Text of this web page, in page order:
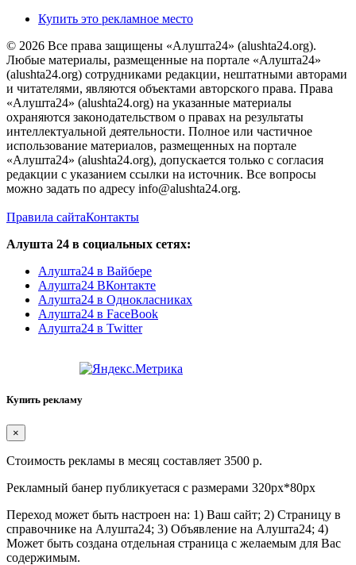
Купить это рекламное место
© 2026 Все права защищены «Алушта24» (alushta24.org).
Любые материалы, размещенные на портале «Алушта24»
(alushta24.org) сотрудниками редакции, нештатными авторами
и читателями, являются объектами авторского права. Права
«Алушта24» (alushta24.org) на указанные материалы
охраняются законодательством о правах на результаты
интеллектуальной деятельности. Полное или частичное
использование материалов, размещенных на портале
«Алушта24» (alushta24.org), допускается только с согласия
редакции с указанием ссылки на источник. Все вопросы
можно задать по адресу info@alushta24.org.
Правила сайтаКонтакты
Алушта 24 в социальных сетях:
Алушта24 в Вайбере
Алушта24 ВКонтакте
Алушта24 в Однокласниках
Алушта24 в FaceBook
Алушта24 в Twitter
Купить рекламу
×
Стоимость рекламы в месяц составляет 3500 р.
Рекламный банер публикуетася с размерами 320px*80px
Переход может быть настроен на: 1) Ваш сайт; 2) Страницу в
справочнике на Алушта24; 3) Объявление на Алушта24; 4)
Может быть создана отдельная страница с желаемым для Вас
содержимым.